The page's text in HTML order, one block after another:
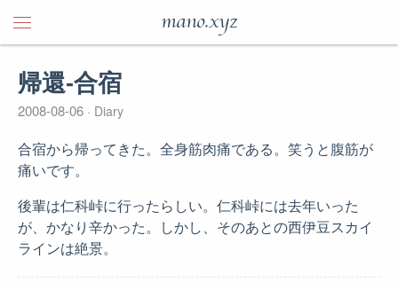
mano.xyz
帰還-合宿
2008-08-06 Diary
合宿から帰ってきた。全身筋肉痛である。笑うと腹筋が
痛いです。
後輩は仁科峠に行ったらしい。仁科峠には去年いった
が、かなり辛かった。しかし、そのあとの西伊豆スカイ
ラインは絶景。